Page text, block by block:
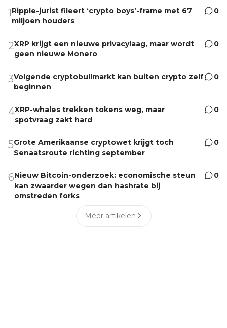
1Ripple-jurist fileert ‘crypto boys’-frame met 67
miljoen houders
0
2XRP krijgt een nieuwe privacylaag, maar wordt
geen nieuwe Monero
0
3Volgende cryptobullmarkt kan buiten crypto zelf
beginnen
0
4XRP-whales trekken tokens weg, maar
spotvraag zakt hard
0
5Grote Amerikaanse cryptowet krijgt toch
Senaatsroute richting september
0
6Nieuw Bitcoin-onderzoek: economische steun
kan zwaarder wegen dan hashrate bij
omstreden forks
0
Meer artikelen